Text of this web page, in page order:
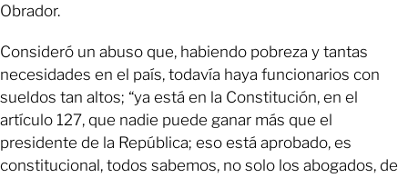
Obrador.
Consideró un abuso que, habiendo pobreza y tantas
necesidades en el país, todavía haya funcionarios con
sueldos tan altos; “ya está en la Constitución, en el
artículo 127, que nadie puede ganar más que el
presidente de la República; eso está aprobado, es
constitucional, todos sabemos, no solo los abogados, de